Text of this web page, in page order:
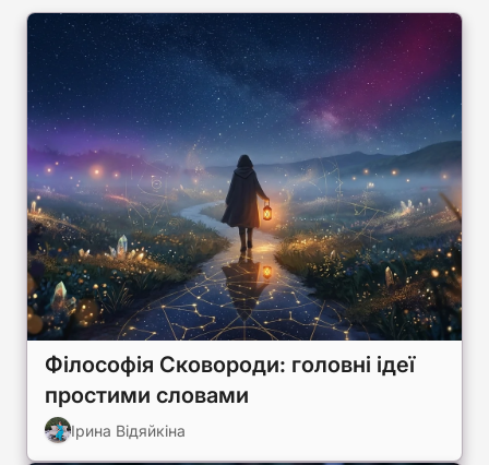
Філософія Сковороди: головні ідеї
простими словами
Ірина Відяйкіна